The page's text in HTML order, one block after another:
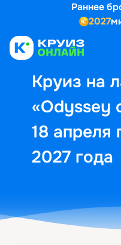
Раннее
2027
Круиз на
«Odyssey
18 апреля
2027 года